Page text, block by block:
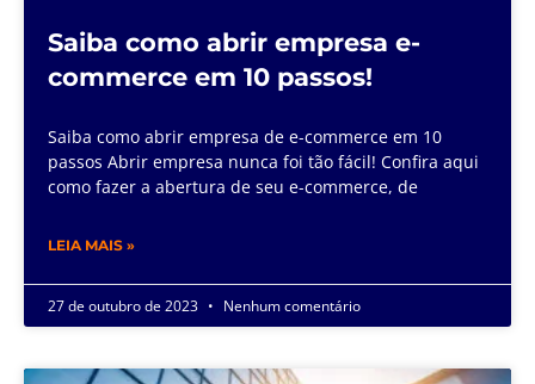
Saiba como abrir empresa e-
commerce em 10 passos!
Saiba como abrir empresa de e-commerce em 10
passos Abrir empresa nunca foi tão fácil! Confira aqui
como fazer a abertura de seu e-commerce, de
LEIA MAIS »
27 de outubro de 2023 Nenhum comentário